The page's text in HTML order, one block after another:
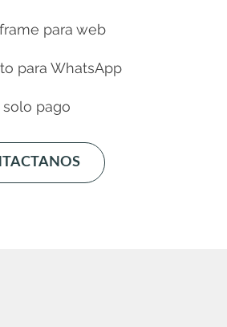
para web
para WhatsApp
solo pago